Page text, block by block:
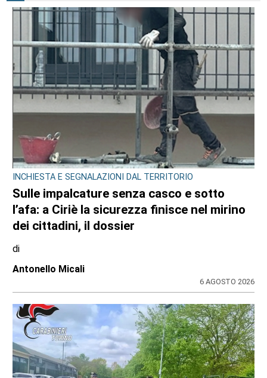
SPORT
Addio a Gabriele Araudo, storica colonna
dell’Ardor San Francesco